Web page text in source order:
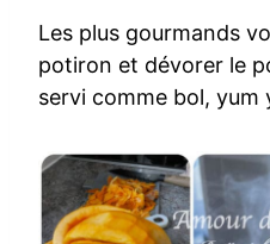
Les plus gourmands
potiron et dévorer le
servi comme bol, yum